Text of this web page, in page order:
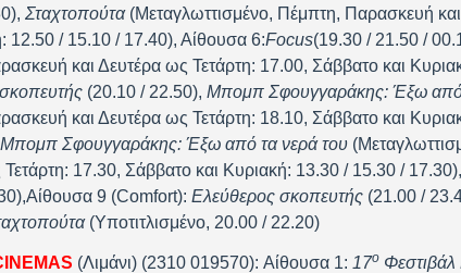
Σταχτοπούτα(Μεταγλωττισμένο, Πέμπτη, Παρασκευή
12.50 / 15.10 / 17.40), Αίθουσα 6:Focus(19.30 / 21.50 /
και Δευτέρα ως Τετάρτη: 17.00, Σάββατο και
(20.10 / 22.50), Μπομπ Σφουγγαράκης: Έξω από
και Δευτέρα ως Τετάρτη: 18.10, Σάββατο και
Μπομπ Σφουγγαράκης: Έξω από τα νερά του
17.30, Σάββατο και Κυριακή: 13.30 / 15.30 / 17.30),
9 (Comfort): Ελεύθερος σκοπευτής (21.00 /
(Υποτιτλισμένο, 20.00 / 22.20)
(Λιμάνι) (2310 019570): Αίθουσα 1: 17ο Φεστιβάλ